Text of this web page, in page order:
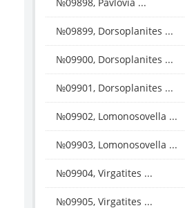
№09898, Pavlovia ...
№09899, Dorsoplanites ...
№09900, Dorsoplanites ...
№09901, Dorsoplanites ...
№09902, Lomonosovella ...
№09903, Lomonosovella ...
№09904, Virgatites ...
№09905, Virgatites ...